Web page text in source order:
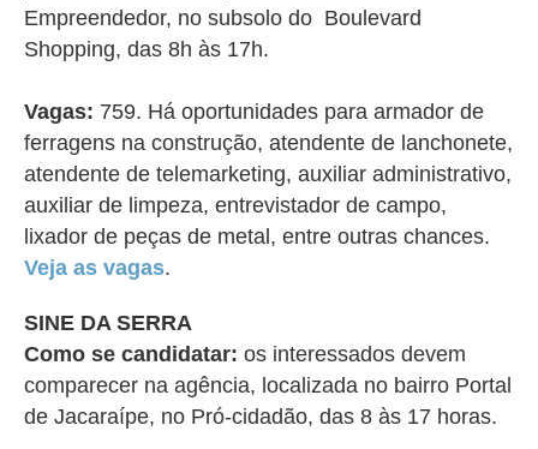
Empreendedor, no subsolo do Boulevard
Shopping, das 8h às 17h.
Vagas: 759. Há oportunidades para armador de
ferragens na construção, atendente de lanchonete,
atendente de telemarketing, auxiliar administrativo,
auxiliar de limpeza, entrevistador de campo,
lixador de peças de metal, entre outras chances.
Veja as vagas.
SINE DA SERRA
Como se candidatar: os interessados devem
comparecer na agência, localizada no bairro Portal
de Jacaraípe, no Pró-cidadão, das 8 às 17 horas.